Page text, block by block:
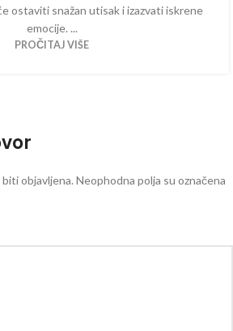
ostaviti snažan utisak i izazvati iskrene
emocije. ...
PROČITAJ VIŠE
objavljena. Neophodna polja su označena